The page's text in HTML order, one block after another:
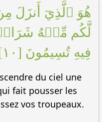
هُوَ ٱلَّذِيٓ أَنزَلَ
لَّكُم مِّنۡهُ
فِيهِ تُسِيمُونَ [١٠]
du ciel une
fait pousser les
vos troupeaux.